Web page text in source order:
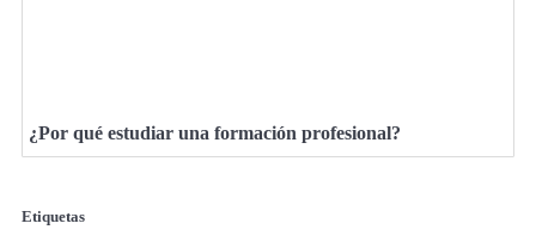
¿Por qué estudiar una formación profesional?
Etiquetas